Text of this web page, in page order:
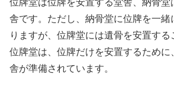
位牌堂は位牌を安置する堂舎、納骨堂
舎です。ただし、納骨堂に位牌を一緒
りますが、位牌堂には遺骨を安置する
位牌堂は、位牌だけを安置するために
舎が準備されています。